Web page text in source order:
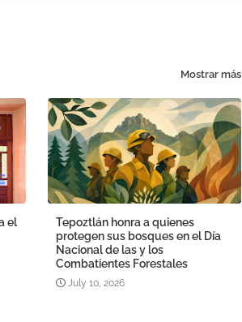
Mostrar más
el
Tepoztlán honra a quienes
protegen sus bosques en el Día
Nacional de las y los
Combatientes Forestales
July 10, 2026